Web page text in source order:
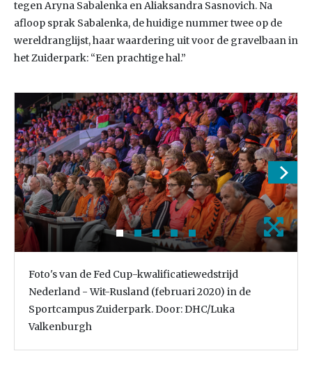
tegen Aryna Sabalenka en Aliaksandra Sasnovich. Na
afloop sprak Sabalenka, de huidige nummer twee op de
wereldranglijst, haar waardering uit voor de gravelbaan in
het Zuiderpark: “Een prachtige hal.”
Foto's van de Fed Cup-kwalificatiewedstrijd
Nederland - Wit-Rusland (februari 2020) in de
Sportcampus Zuiderpark. Door: DHC/Luka
Valkenburgh